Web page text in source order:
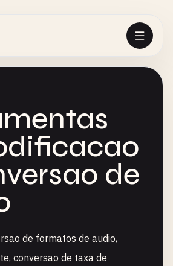
de
de formatos de audio,
conversao de taxa de